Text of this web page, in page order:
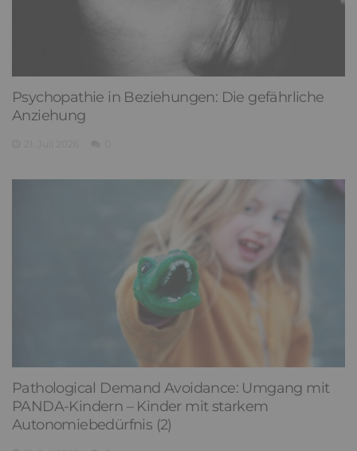
Psychopathie in Beziehungen: Die gefährliche
Anziehung
Pathological Demand Avoidance: Umgang mit
PANDA-Kindern – Kinder mit starkem
Autonomiebedürfnis (2)